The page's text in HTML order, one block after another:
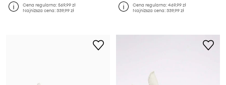
Cena regularna:569,99 zł
Najniższa cena:339,99 zł
Cena regularna:469,99 zł
Najniższa cena:339,99 zł